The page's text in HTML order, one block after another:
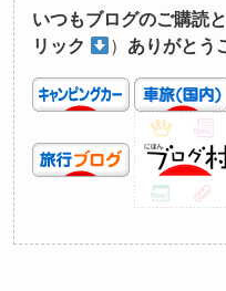
いつもブログのご購読
リック
） ありがとう